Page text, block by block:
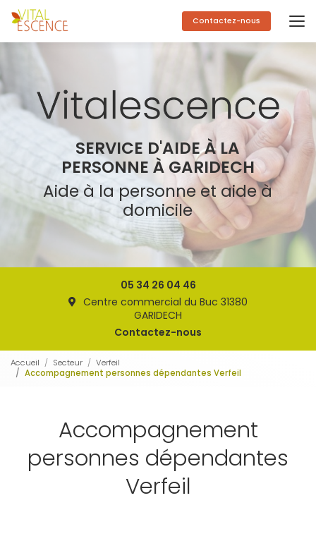
Aller
au
contenu
principal
Contactez-nous
SERVICE D'AIDE À LA
PERSONNE À GARIDECH
Aide à la personne et aide à
domicile
05 34 26 04 46
Centre commercial du Buc 31380
GARIDECH
Contactez-nous
Accueil Secteur
Verfeil
Accompagnement personnes dépendantes Verfeil
Accompagnement
personnes dépendantes
Verfeil